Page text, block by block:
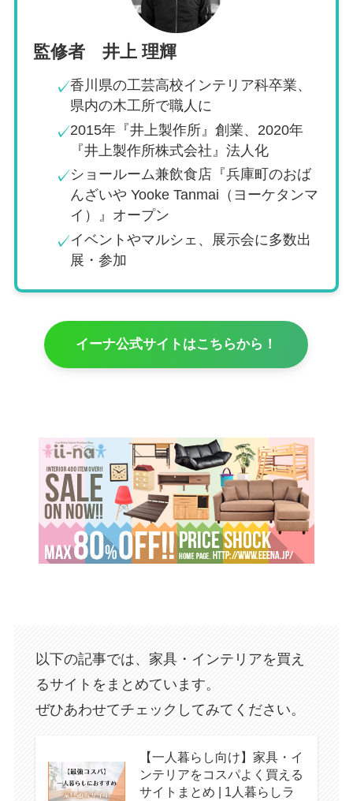
監修者 井上 理輝
✓香川県の工芸高校インテリア科卒業、
県内の木工所で職人に
✓2015年『井上製作所』創業、2020年
『井上製作所株式会社』法人化
✓ショールーム兼飲食店『兵庫町のおば
んざいや Yooke Tanmai（ヨーケタンマ
イ）』オープン
✓イベントやマルシェ、展示会に多数出
展・参加
イーナ公式サイトはこちらから！
以下の記事では、家具・インテリアを買え
るサイトをまとめています。
ぜひあわせてチェックしてみてください。
【一人暮らし向け】家具・イ
ンテリアをコスパよく買える
サイトまとめ | 1人暮らしラ